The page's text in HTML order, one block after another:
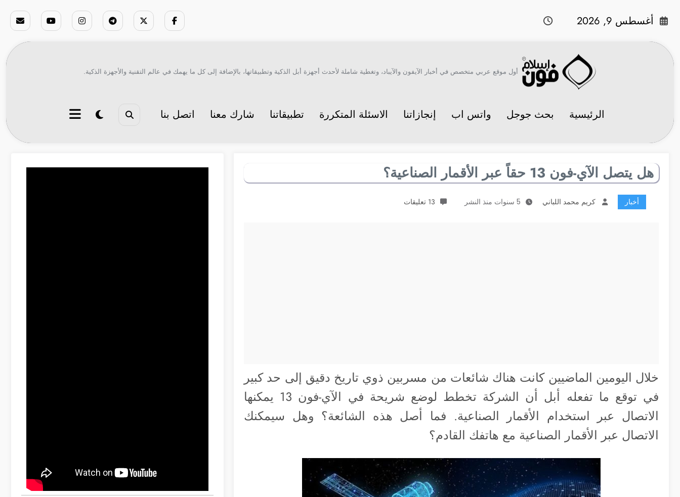
أغسطس 9, 2026
أول موقع عربي متخصص في أخبار الآيفون والآيباد، وتغطية شاملة لأحدث أجهزة أبل الذكية وتطبيقاتها، بالإضافة إلى كل ما يهمك في عالم التقنية والأجهزة الذكية.
الرئيسية بحث جوجل واتس اب إنجازاتنا الاسئلة المتكررة تطبيقاتنا شارك معنا اتصل بنا
هل يتصل الآي-فون 13 حقاً عبر الأقمار الصناعية؟
أخبار كريم محمد اللباني 5 سنوات منذ النشر 13 تعليقات
خلال اليومين الماضيين كانت هناك شائعات من مسربين ذوي تاريخ دقيق إلى حد كبير
في توقع ما تفعله أبل أن الشركة تخطط لوضع شريحة في الآي-فون 13 يمكنها
الاتصال عبر استخدام الأقمار الصناعية. فما أصل هذه الشائعة؟ وهل سيمكنك
الاتصال عبر الأقمار الصناعية مع هاتفك القادم؟